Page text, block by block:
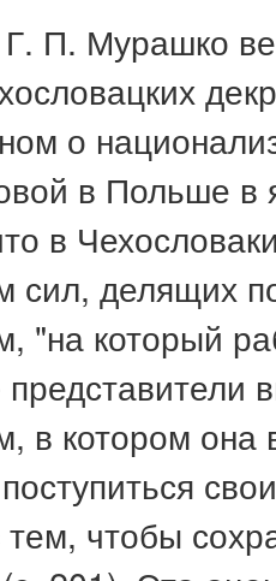
П. Мурашко
о
в Польше в
в
сил, делящих
"на который
в котором она
чтобы